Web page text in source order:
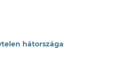
hátországa